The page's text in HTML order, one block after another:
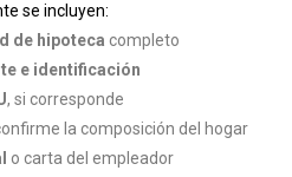
se incluyen:
de hipoteca completo
e identificación
, si corresponde
la composición del hogar
o carta del empleador